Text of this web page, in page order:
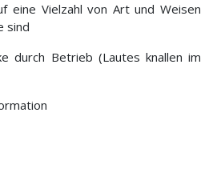
eine Vielzahl von Art und Weisen
sind
durch Betrieb (Lautes knallen im